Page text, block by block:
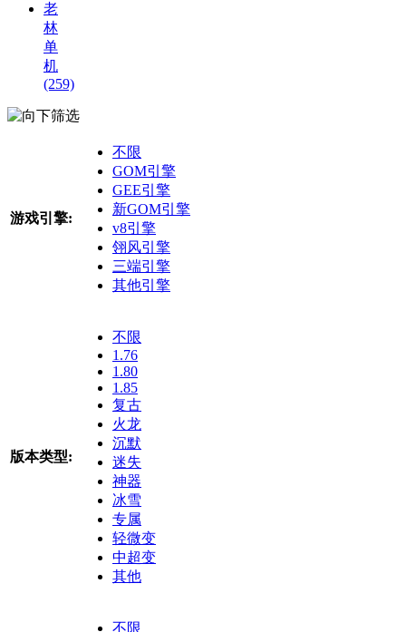
老
林
单
机
(259)
筛选
游戏引擎:
不限
GOM引擎
GEE引擎
新GOM引擎
v8引擎
翎风引擎
三端引擎
其他引擎
版本类型:
不限
1.76
1.80
1.85
复古
火龙
沉默
迷失
神器
冰雪
专属
轻微变
中超变
其他
不限